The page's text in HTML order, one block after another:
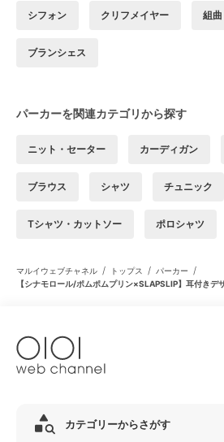
シフォン クリフメイヤー 組曲
ブランシェス
パーカーを関連カテゴリから探す
ニット・セーター カーディガン
ブラウス シャツ チュニック
Tシャツ・カットソー ポロシャツ
マルイウェブチャネル / トップス / パーカー /
【シナモロール/ポムポムプリン×SLAPSLIP】耳付き
カテゴリーからさがす